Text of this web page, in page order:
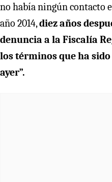
no había ningún contacto
año 2014,diez años
denuncia a la Fiscalía
los términos que ha
ayer”.